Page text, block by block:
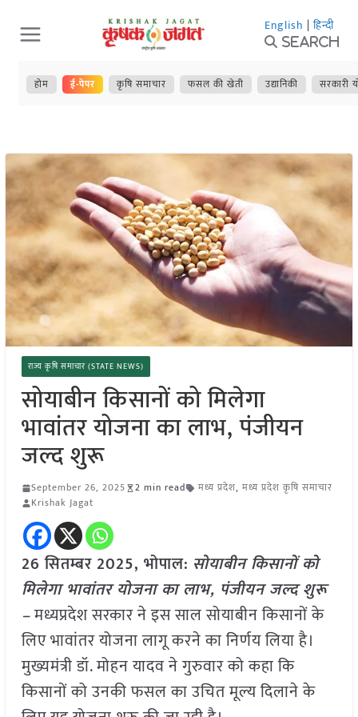
Skip
to
content
English | हिन्दी
Search
होम ई-पेपर कृषि समाचार फसल की खेती उद्यानिकी सरकारी
राज्य कृषि समाचार (STATE NEWS)
सोयाबीन किसानों को मिलेगा
भावांतर योजना का लाभ, पंजीयन
जल्द शुरू
September 26, 2025 2 min read मध्य प्रदेश, मध्य प्रदेश कृषि समाचार
Krishak Jagat
26 सितम्बर 2025, भोपाल: सोयाबीन किसानों को
मिलेगा भावांतर योजना का लाभ, पंजीयन जल्द शुरू
–मध्यप्रदेश सरकार ने इस साल सोयाबीन किसानों के
लिए भावांतर योजना लागू करने का निर्णय लिया है।
मुख्यमंत्री डॉ. मोहन यादव ने गुरुवार को कहा कि
किसानों को उनकी फसल का उचित मूल्य दिलाने के